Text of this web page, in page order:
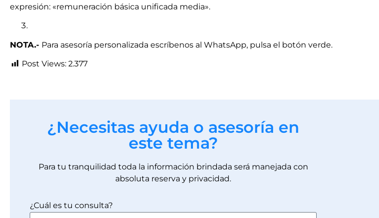
expresión: «remuneración básica unificada media».
NOTA.- Para asesoría personalizada escríbenos al WhatsApp, pulsa el botón verde.
Post Views: 2.377
¿Necesitas ayuda o asesoría en
este tema?
Para tu tranquilidad toda la información brindada será manejada con
absoluta reserva y privacidad.
¿Cuál es tu consulta?